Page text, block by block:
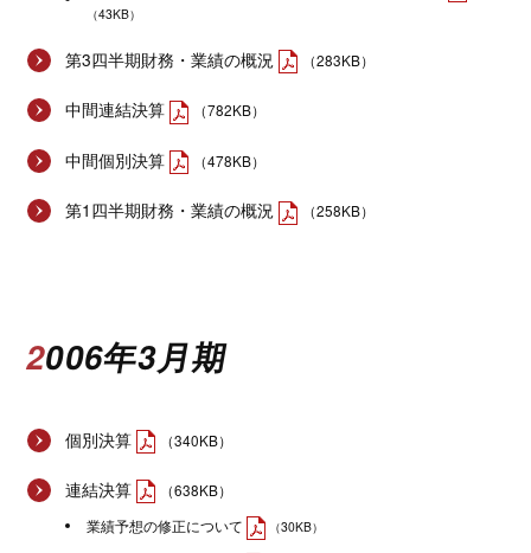
（43KB）
第3四半期財務・業績の概況 （283KB）
中間連結決算 （782KB）
中間個別決算 （478KB）
第1四半期財務・業績の概況 （258KB）
2006年3月期
個別決算 （340KB）
連結決算
（638KB）
業績予想の修正について
（30KB）